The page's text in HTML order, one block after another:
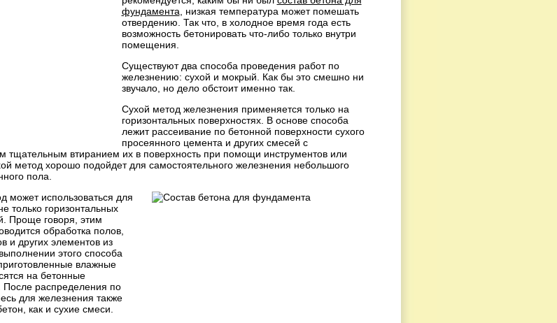
фундамента , низкая температура может помешать
отвердению. Так что, в холодное время года есть
возможность бетонировать что-либо только внутри
помещения.
Существуют два способа проведения работ по
железнению: сухой и мокрый. Как бы это смешно ни
звучало, но дело обстоит именно так.
Сухой метод железнения применяется только на
горизонтальных поверхностях. В основе способа
лежит рассеивание по бетонной поверхности сухого
просеянного цемента и других смесей с
тщательным втиранием их в поверхность при помощи инструментов или
метод хорошо подойдет для самостоятельного железнения небольшого
пола.
может использоваться для
только горизонтальных
Проще говоря, этим
обработка полов,
и других элементов из
этого способа
влажные
на бетонные
После распределения по
для железнения также
как и сухие смеси.